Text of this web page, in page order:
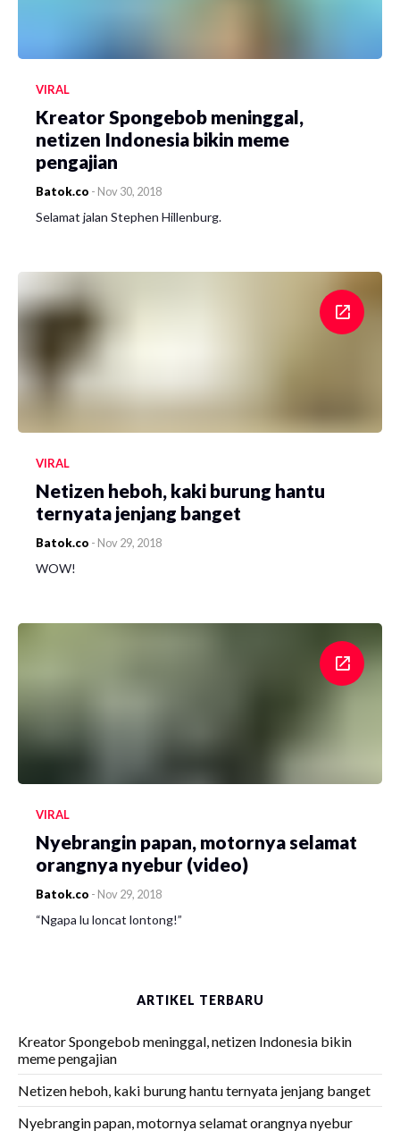
VIRAL
Kreator Spongebob meninggal,
netizen Indonesia bikin meme
pengajian
Batok.co - Nov 30, 2018
Selamat jalan Stephen Hillenburg.
VIRAL
Netizen heboh, kaki burung hantu
ternyata jenjang banget
Batok.co - Nov 29, 2018
WOW!
VIRAL
Nyebrangin papan, motornya selamat
orangnya nyebur (video)
Batok.co - Nov 29, 2018
“Ngapa lu loncat lontong!”
ARTIKEL TERBARU
Kreator Spongebob meninggal, netizen Indonesia bikin
meme pengajian
Netizen heboh, kaki burung hantu ternyata jenjang banget
Nyebrangin papan, motornya selamat orangnya nyebur